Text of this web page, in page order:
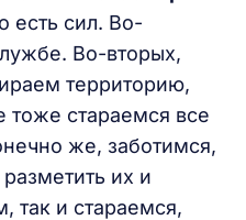
есть сил. Во-
Во-вторых,
территорию,
стараемся все
же, заботимся,
их и
так и стараемся,